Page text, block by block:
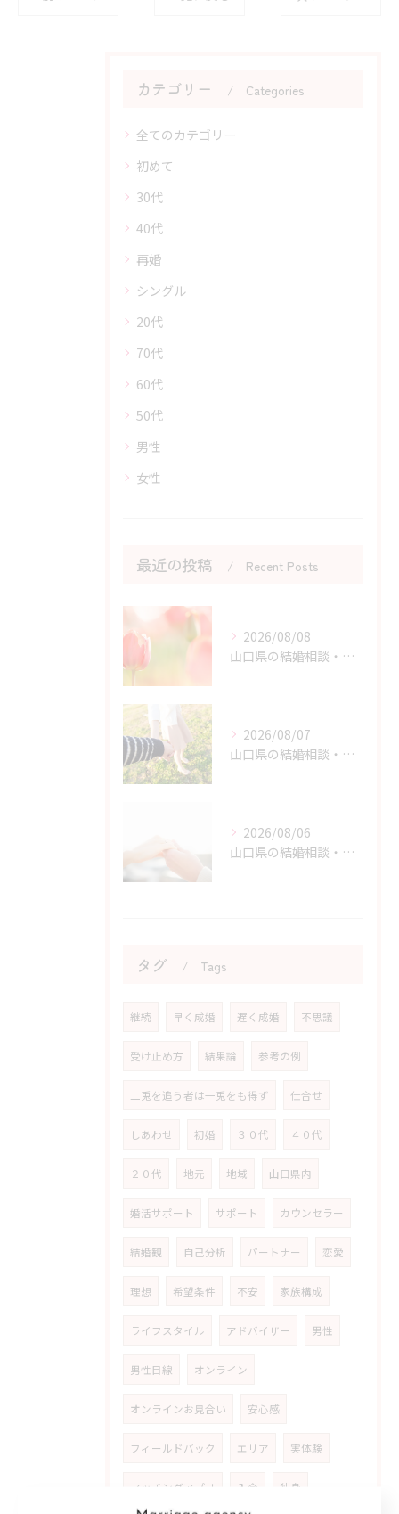
カテゴリー Categories
全てのカテゴリー
初めて
30代
40代
再婚
シングル
20代
70代
60代
50代
男性
女性
最近の投稿 Recent Posts
2026/08/08
山口県の結婚相談・原因と結果から学ぶ婚活体験の価値
2026/08/07
山口県の結婚相談・婚活を始める勇気を持つためのヒント
2026/08/06
山口県の結婚相談・婚活の自己肯定感を高める実践アドバイス
タグ Tags
継続 早く成婚 遅く成婚 不思議
受け止め方 結果論 参考の例
二兎を追う者は一兎をも得ず 仕合せ
しあわせ 初婚 ３０代 ４０代
２０代 地元 地域 山口県内
婚活サポート サポート カウンセラー
結婚観 自己分析 パートナー 恋愛
理想 希望条件 不安 家族構成
ライフスタイル アドバイザー 男性
男性目線 オンライン
オンラインお見合い 安心感
フィールドバック エリア 実体験
マッチングアプリ 入会 独身